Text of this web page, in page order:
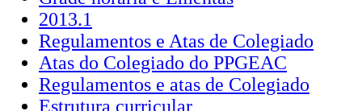
2013.1
Regulamentos e Atas de Colegiado
Atas do Colegiado do PPGEAC
Regulamentos e atas de Colegiado
Estrutura curricular